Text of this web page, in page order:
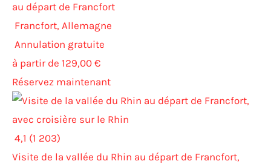
au départ de Francfort
Francfort, Allemagne
Annulation gratuite
à partir de 129,00 €
Réservez maintenant
4,1 (1 203)
Visite de la vallée du Rhin au départ de Francfort,